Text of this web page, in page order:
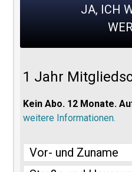
JA, ICH
1 Jahr
Kein Abo. 12 Monate.
weitere Informationen.